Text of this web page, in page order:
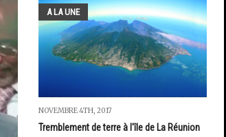
A LA UNE
NOVEMBRE 4TH, 2017
Tremblement de terre à l'île de La Réunion